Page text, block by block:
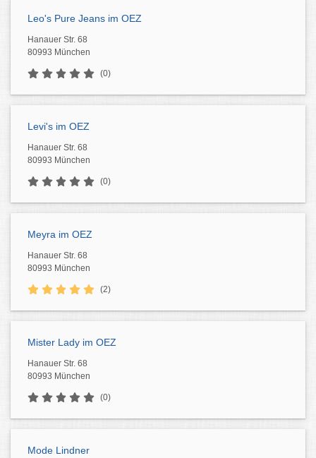
Leo's Pure Jeans im OEZ
Hanauer Str. 68
80993 München
(0)
Levi's im OEZ
Hanauer Str. 68
80993 München
(0)
Meyra im OEZ
Hanauer Str. 68
80993 München
(2)
Mister Lady im OEZ
Hanauer Str. 68
80993 München
(0)
Mode Lindner